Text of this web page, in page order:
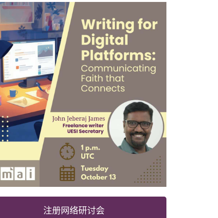
注册网络研讨会